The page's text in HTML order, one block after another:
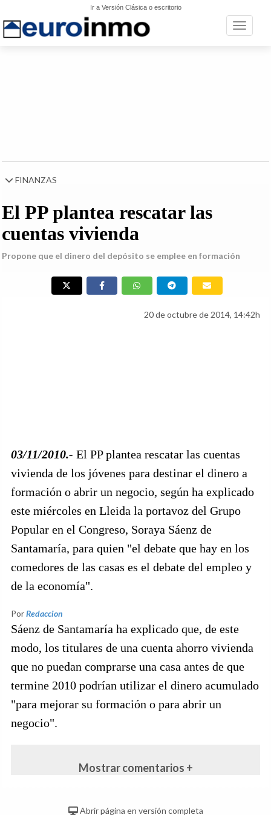
Ir a Versión Clásica o escritorio
Toggle
FINANZAS
El PP plantea rescatar las
cuentas vivienda
Propone que el dinero del depósito se emplee en formación
20 de octubre de 2014, 14:42h
03/11/2010.- El PP plantea rescatar las cuentas
vivienda de los jóvenes para destinar el dinero a
formación o abrir un negocio, según ha explicado
este miércoles en Lleida la portavoz del Grupo
Popular en el Congreso, Soraya Sáenz de
Santamaría, para quien "el debate que hay en los
comedores de las casas es el debate del empleo y
de la economía".
PorRedaccion
Sáenz de Santamaría ha explicado que, de este
modo, los titulares de una cuenta ahorro vivienda
que no puedan comprarse una casa antes de que
termine 2010 podrían utilizar el dinero acumulado
"para mejorar su formación o para abrir un
negocio".
Mostrar comentarios +
Abrir página en versión completa